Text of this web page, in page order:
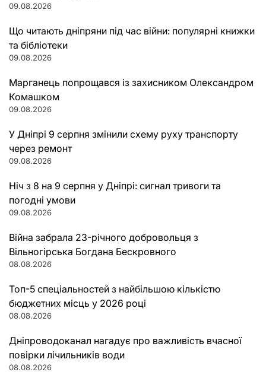
09.08.2026
Що читають дніпряни під час війни: популярні книжки
та бібліотеки
09.08.2026
Марганець попрощався із захисником Олександром
Комашком
09.08.2026
У Дніпрі 9 серпня змінили схему руху транспорту
через ремонт
09.08.2026
Ніч з 8 на 9 серпня у Дніпрі: сигнал тривоги та
погодні умови
09.08.2026
Війна забрала 23-річного добровольця з
Вільногірська Богдана Бескровного
08.08.2026
Топ-5 спеціальностей з найбільшою кількістю
бюджетних місць у 2026 році
08.08.2026
Дніпроводоканал нагадує про важливість вчасної
повірки лічильників води
08.08.2026